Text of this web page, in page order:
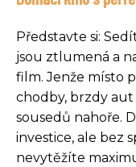
Představte si:
jsou ztlumená a
film. Jenže místo
chodby, brzdy
sousedů nahoře.
investice, ale bez
nevytěžíte